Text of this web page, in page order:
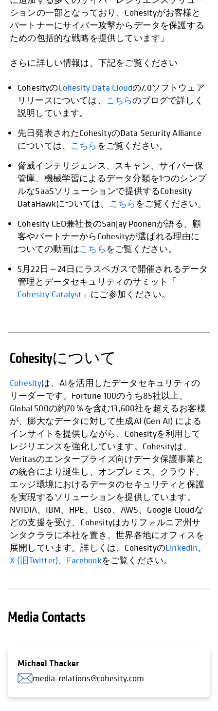
ションの一部となっており、Cohesityがお客様と
パートナーにサイバー攻撃からデータを保護する
ための包括的な戦略を提供しています」
さらに詳しい情報は、下記をご覧ください
CohesityのCohesity Data Cloudの7.0ソフトウェア
リリースについては、 こちらのブログで詳しく
説明しています。
先日発表されたCohesityのData Security Alliance
については、 こちら をご覧ください。
脅威インテリジェンス、スキャン、サイバー保
管庫、機械学習によるデータ分類を1つのシンプ
ルなSaaSソリューションで提供するCohesity
DataHawkについては、
こちらをご覧ください。
Cohesity CEO兼社長のSanjay Poonenが語る、顧
客やパートナーからCohesityが選ばれる理由に
ついての動画はこちらをご覧ください。
5月22日～24日にラスベガスで開催されるデータ
管理とデータセキュリティのサミット「
Cohesity Catalyst 」にご参加ください。
Cohesityについて
Cohesityは、AIを活用したデータセキュリティの
リーダーです。Fortune 100のうち85社以上、
Global 500の約70％を含む13,600社を超えるお客様
が、膨大なデータに対して生成AI (Gen AI) による
インサイトを提供しながら、Cohesityを利用して
レジリエンスを強化しています。Cohesityは、
Veritasのエンタープライズ向けデータ保護事業と
の統合により誕生し、オンプレミス、クラウド、
エッジ環境におけるデータのセキュリティと保護
を実現するソリューションを提供しています。
NVIDIA、IBM、HPE、Cisco、AWS、Google Cloudな
どの支援を受け、Cohesityはカリフォルニア州サ
ンタクララに本社を置き、世界各地にオフィスを
展開しています。詳しくは、CohesityのLinkedIn、
X (旧Twitter)、 Facebookをご覧ください。
Media Contacts
Michael Thacker
media-relations@cohesity.com